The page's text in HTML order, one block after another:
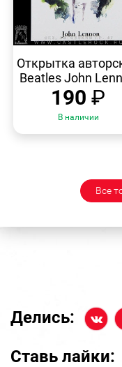
ПРОСМОТР
Открытка
Beatles John
190 ₽
В наличии
Все
Делись:
Ставь лайки: